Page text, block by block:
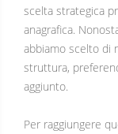
scelta strategica
anagrafica.
abbiamo scelto di
struttura,
aggiunto.
Per raggiungere